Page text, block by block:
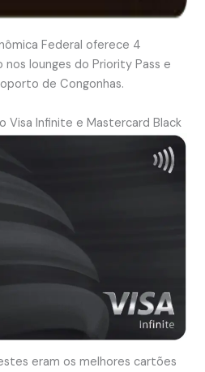
Federal oferece 4
lounges do Priority Pass e
de Congonhas.
Visa Infinite e Mastercard Black
eram os melhores cartões